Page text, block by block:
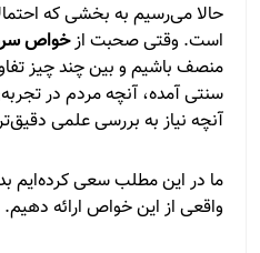
حالا می‌رسیم به بخشی که
است. وقتی صحبت ازخواص
منصف باشیم و بین چند چیز
سنتی آمده، آنچه مردم در
آنچه نیاز به بررسی علمی
ما در این مطلب سعی کرده‌ایم
واقعی از این خواص ارائه دهیم.